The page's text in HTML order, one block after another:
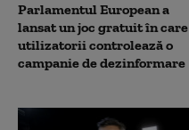
Parlamentul European a
lansat un joc gratuit în care
utilizatorii controlează o
campanie de dezinformare